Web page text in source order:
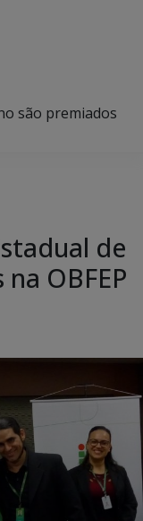
são premiados
de
OBFEP